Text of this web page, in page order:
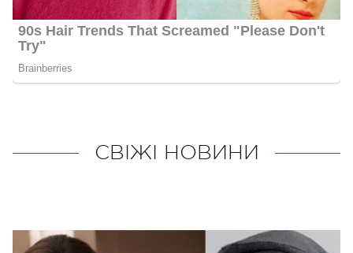
СВІЖІ НОВИНИ